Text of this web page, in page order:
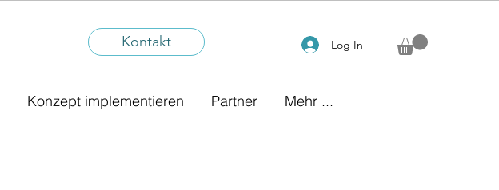
Kontakt Log In
Konzept implementieren Partner Mehr ...